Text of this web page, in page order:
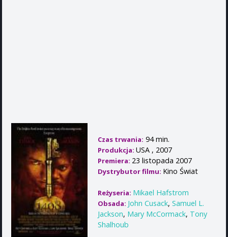
Czas trwania: 94 min.
Produkcja: USA , 2007
Premiera: 23 listopada 2007
Dystrybutor filmu: Kino Świat
Reżyseria: Mikael Hafstrom
Obsada: John Cusack, Samuel L.
Jackson, Mary McCormack, Tony
Shalhoub